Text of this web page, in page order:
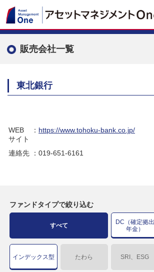
販売会社一覧
東北銀行
WEB
サイト
： https://www.tohoku-bank.co.jp/
連絡先 ：019-651-6161
ファンドタイプで絞り込む
すべて
DC（確定拠出
年金）
インデックス型 たわら SRI、ESG